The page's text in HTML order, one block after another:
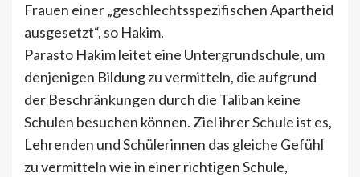
Frauen einer „geschlechtsspezifischen Apartheid
ausgesetzt“, so Hakim.
Parasto Hakim leitet eine Untergrundschule, um
denjenigen Bildung zu vermitteln, die aufgrund
der Beschränkungen durch die Taliban keine
Schulen besuchen können. Ziel ihrer Schule ist es,
Lehrenden und Schülerinnen das gleiche Gefühl
zu vermitteln wie in einer richtigen Schule,